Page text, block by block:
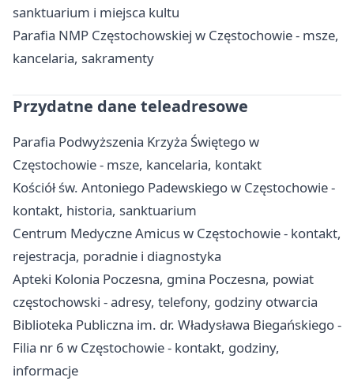
sanktuarium i miejsca kultu
Parafia NMP Częstochowskiej w Częstochowie - msze,
kancelaria, sakramenty
Przydatne dane teleadresowe
Parafia Podwyższenia Krzyża Świętego w
Częstochowie - msze, kancelaria, kontakt
Kościół św. Antoniego Padewskiego w Częstochowie -
kontakt, historia, sanktuarium
Centrum Medyczne Amicus w Częstochowie - kontakt,
rejestracja, poradnie i diagnostyka
Apteki Kolonia Poczesna, gmina Poczesna, powiat
częstochowski - adresy, telefony, godziny otwarcia
Biblioteka Publiczna im. dr. Władysława Biegańskiego -
Filia nr 6 w Częstochowie - kontakt, godziny,
informacje